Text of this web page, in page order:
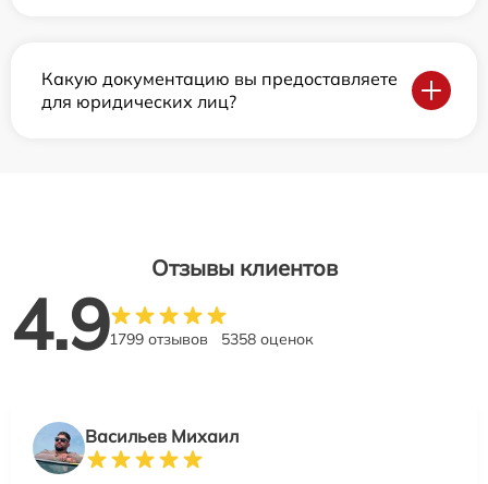
Какую документацию вы предоставляете
для юридических лиц?
Отзывы клиентов
4.91799 отзывов 5358 оценок
Васильев Михаил